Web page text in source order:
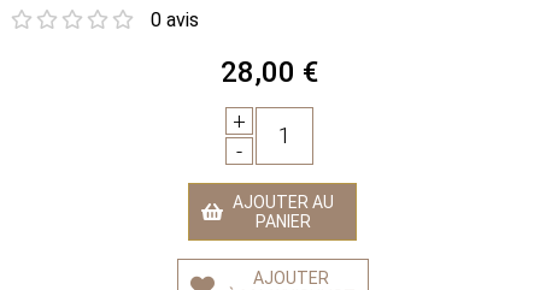
0 avis
28,00 €
+
-
1
AJOUTER AU
PANIER
AJOUTER